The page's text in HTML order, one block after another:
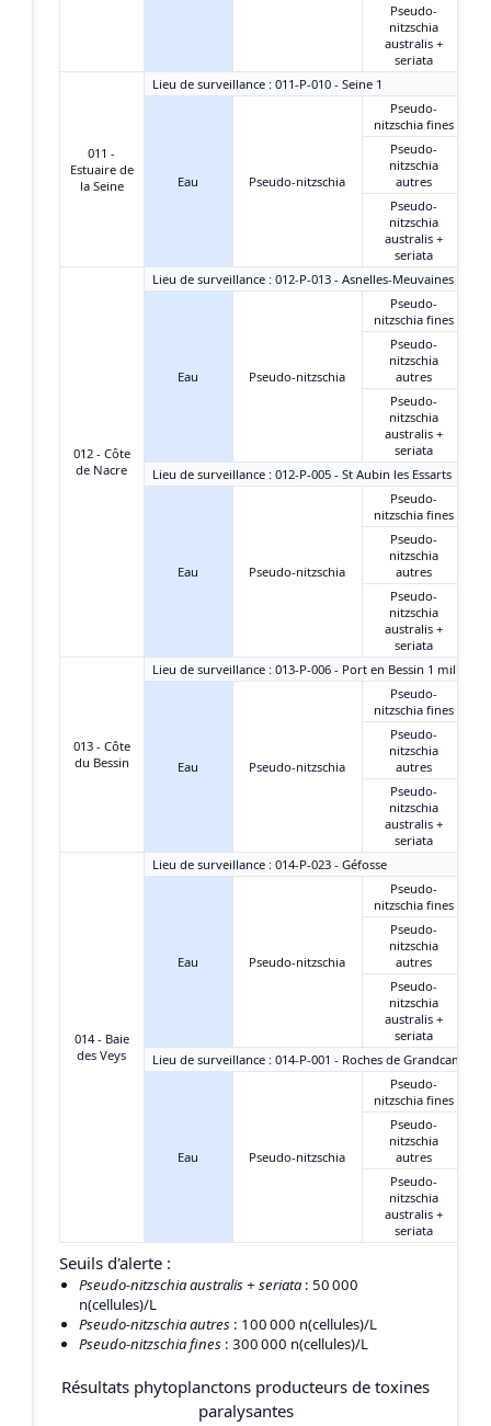
Pseudo-
nitzschia
australis +
seriata
011 -
Estuaire de
la Seine
Lieu de surveillance : 011-P-010 - Seine 1
Eau Pseudo-nitzschia
Pseudo-
nitzschia fines
Pseudo-
nitzschia
autres
Pseudo-
nitzschia
australis +
seriata
012 - Côte
de Nacre
Lieu de surveillance : 012-P-013 - Asnelles-Meuvaines
Eau Pseudo-nitzschia
Pseudo-
nitzschia fines
Pseudo-
nitzschia
autres
Pseudo-
nitzschia
australis +
seriata
Lieu de surveillance : 012-P-005 - St Aubin les Essarts
Eau Pseudo-nitzschia
Pseudo-
nitzschia fines
Pseudo-
nitzschia
autres
Pseudo-
nitzschia
australis +
seriata
013 - Côte
du Bessin
Lieu de surveillance : 013-P-006 - Port en Bessin 1 mille
Eau Pseudo-nitzschia
Pseudo-
nitzschia fines
Pseudo-
nitzschia
autres
Pseudo-
nitzschia
australis +
seriata
014 - Baie
des Veys
Lieu de surveillance : 014-P-023 - Géfosse
Eau Pseudo-nitzschia
Pseudo-
nitzschia fines
Pseudo-
nitzschia
autres
Pseudo-
nitzschia
australis +
seriata
Lieu de surveillance : 014-P-001 - Roches de Grandcamp
Eau Pseudo-nitzschia
Pseudo-
nitzschia fines
Pseudo-
nitzschia
autres
Pseudo-
nitzschia
australis +
seriata
Seuils d'alerte :
Pseudo-nitzschia australis + seriata : 50 000
n(cellules)/L
Pseudo-nitzschia autres : 100 000 n(cellules)/L
Pseudo-nitzschia fines : 300 000 n(cellules)/L
Résultats phytoplanctons producteurs de toxines
paralysantes